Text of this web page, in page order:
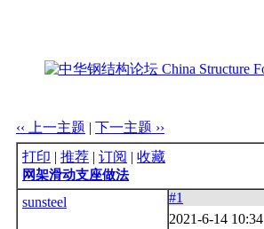
‹‹ 上一主题 | 下一主题 ››
打印 | 推荐 | 订阅 | 收藏
网架滑动支座做法
sunsteel
#1
2021-6-14 10:34